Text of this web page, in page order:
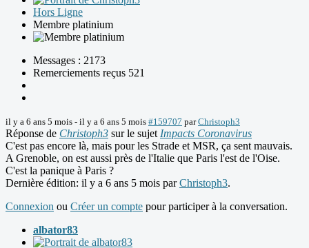
Hors Ligne
Membre platinium
Messages : 2173
Remerciements reçus 521
il y a 6 ans 5 mois - il y a 6 ans 5 mois #159707 parChristoph3
Réponse de Christoph3 sur le sujet Impacts Coronavirus
C'est pas encore là, mais pour les Strade et MSR, ça sent mauvais.
A Grenoble, on est aussi près de l'Italie que Paris l'est de l'Oise.
C'est la panique à Paris ?
Dernière édition: il y a 6 ans 5 mois parChristoph3.
Connexion ou Créer un compte pour participer à la conversation.
albator83